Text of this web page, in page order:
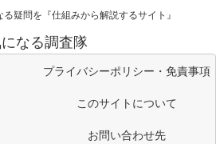
疑問を『仕組みから解説するサイト』
なる調査隊
プライバシーポリシー・免責事項
このサイトについて
お問い合わせ先